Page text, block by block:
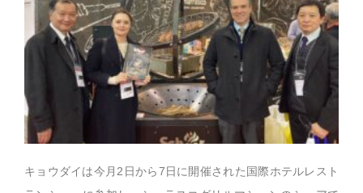
キョウダイは今月2日から7日に開催された国際ホテルレスト